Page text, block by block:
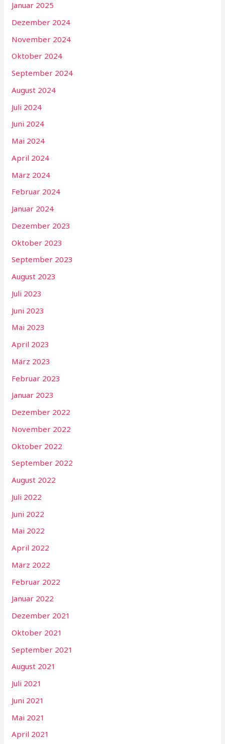
Januar 2025
Dezember 2024
November 2024
Oktober 2024
September 2024
August 2024
Juli 2024
Juni 2024
Mai 2024
April 2024
März 2024
Februar 2024
Januar 2024
Dezember 2023
Oktober 2023
September 2023
August 2023
Juli 2023
Juni 2023
Mai 2023
April 2023
März 2023
Februar 2023
Januar 2023
Dezember 2022
November 2022
Oktober 2022
September 2022
August 2022
Juli 2022
Juni 2022
Mai 2022
April 2022
März 2022
Februar 2022
Januar 2022
Dezember 2021
Oktober 2021
September 2021
August 2021
Juli 2021
Juni 2021
Mai 2021
April 2021